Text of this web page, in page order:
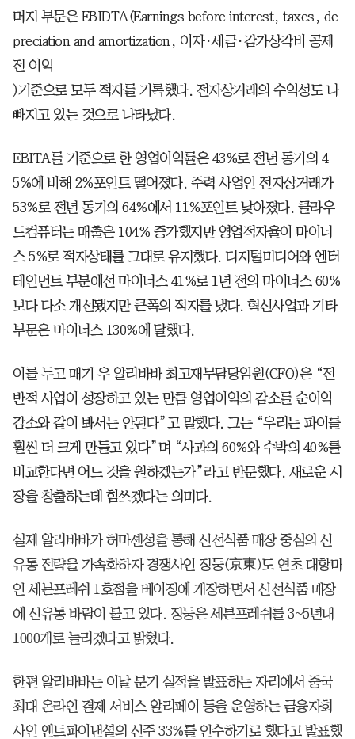
머지 부문은 EBIDTA(Earnings before interest, taxes, de
preciation and amortization, 이자·세금·감가상각비 공제
전 이익
)기준으로 모두 적자를 기록했다. 전자상거래의 수익성도 나
빠지고 있는 것으로 나타났다.
EBITA를 기준으로 한 영업이익률은 43%로 전년 동기의 4
5%에 비해 2%포인트 떨어졌다. 주력 사업인 전자상거래가
53%로 전년 동기의 64%에서 11%포인트 낮아졌다. 클라우
드컴퓨터는 매출은 104% 증가했지만 영업적자율이 마이너
스 5%로 적자상태를 그대로 유지했다. 디지털미디어와 엔터
테인먼트 부분에선 마이너스 41%로 1년 전의 마이너스 60%
보다 다소 개선됐지만 큰폭의 적자를 냈다. 혁신사업과 기타
부문은 마이너스 130%에 달했다.
이를 두고 매기 우 알리바바 최고재무담당임원(CFO)은 “전
반적 사업이 성장하고 있는 만큼 영업이익의 감소를 순이익
감소와 같이 봐서는 안된다”고 말했다. 그는 “우리는 파이를
훨씬 더 크게 만들고 있다”며 “사과의 60%와 수박의 40%를
비교한다면 어느 것을 원하겠는가”라고 반문했다. 새로운 시
장을 창출하는데 힘쓰겠다는 의미다.
실제 알리바바가 허마셴성을 통해 신선식품 매장 중심의 신
유통 전략을 가속화하자 경쟁사인 징둥(京東)도 연초 대항마
인 세븐프레쉬 1호점을 베이징에 개장하면서 신선식품 매장
에 신유통 바람이 불고 있다. 징둥은 세븐프레쉬를 3~5년내
1000개로 늘리겠다고 밝혔다.
한편 알리바바는 이날 분기 실적을 발표하는 자리에서 중국
최대 온라인 결제 서비스 알리페이 등을 운영하는 금융자회
사인 앤트파이낸셜의 신주 33%를 인수하기로 했다고 발표했